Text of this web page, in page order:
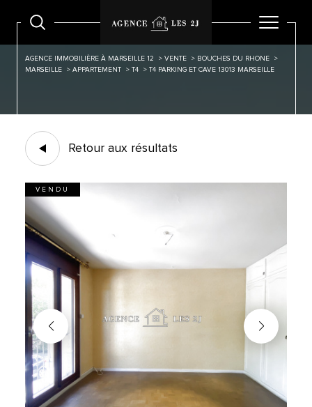
AGENCE IMMOBILIÈRE À MARSEILLE 12 VENTE
BOUCHES DU RHONE
MARSEILLE
APPARTEMENT T4 T4 PARKING ET CAVE 13013 MARSEILLE
Retour aux résultats
VENDU